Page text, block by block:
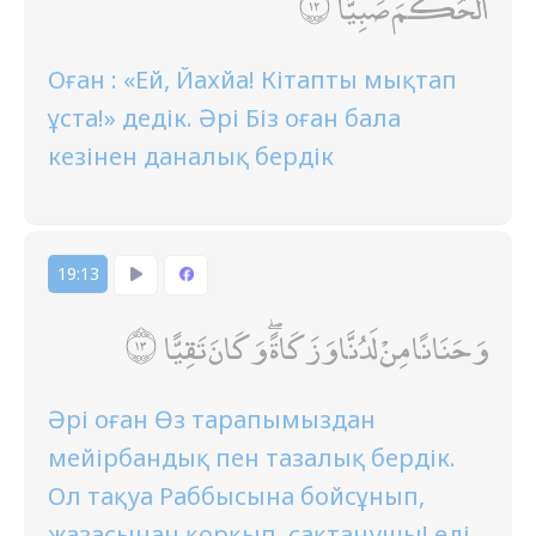
Оған : «Ей, Йахйа! Кітапты мықтап
ұста!» дедік. Әрі Біз оған бала
кезінен даналық бердік
19:13
وَحَنَانًا مِنْ لَدُنَّا وَزَكَاةً ۖ وَكَانَ تَقِيًّا
Әрі оған Өз тарапымыздан
мейірбандық пен тазалық бердік.
Ол тақуа Раббысына бойсұнып,